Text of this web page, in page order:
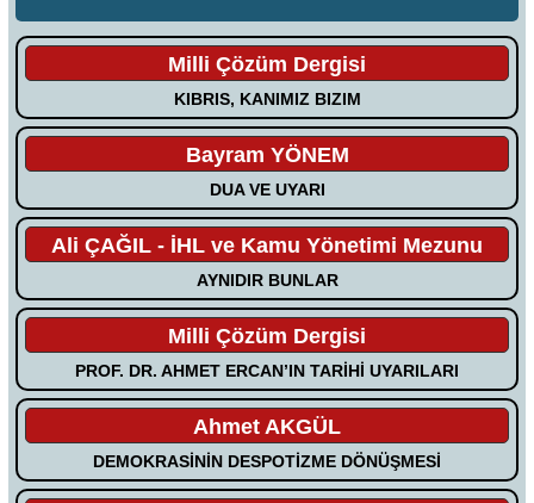
Milli Çözüm Dergisi
KIBRIS, KANIMIZ BIZIM
Bayram YÖNEM
DUA VE UYARI
Ali ÇAĞIL - İHL ve Kamu Yönetimi Mezunu
AYNIDIR BUNLAR
Milli Çözüm Dergisi
PROF. DR. AHMET ERCAN’IN TARİHİ UYARILARI
Ahmet AKGÜL
DEMOKRASİNİN DESPOTİZME DÖNÜŞMESİ